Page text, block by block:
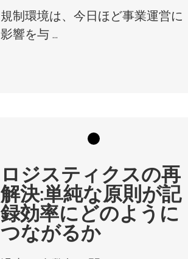
規制環境は、今日ほど事業運営に
影響を与 ...
ロジスティクスの再
解決:単純な原則が記
録効率にどのように
つながるか